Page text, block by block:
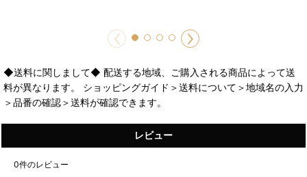
◆送料に関しまして◆ 配送する地域、ご購入される商品によって送
料が異なります。 ショッピングガイド＞送料について＞地域名の入力
＞品番の確認＞送料が確認できます。
レビュー
0件のレビュー